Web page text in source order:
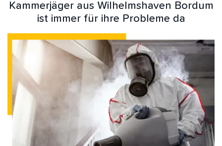
Kammerjäger aus Wilhelmshaven Bordum
ist immer für ihre Probleme da